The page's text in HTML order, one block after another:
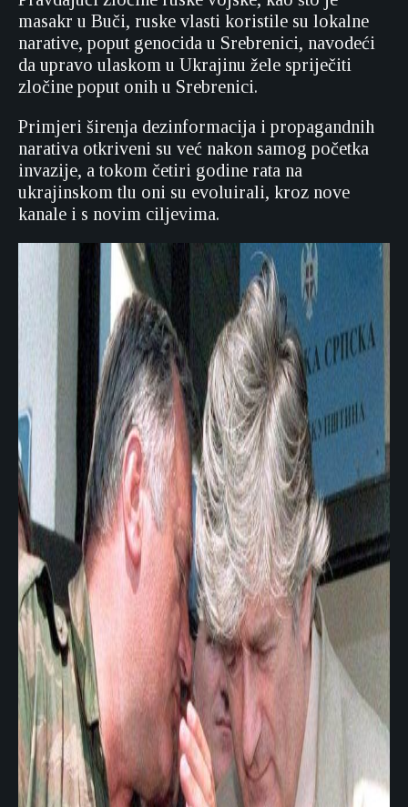
masakr u Buči, ruske vlasti koristile su lokalne
narative, poput genocida u Srebrenici, navodeći
da upravo ulaskom u Ukrajinu žele spriječiti
zločine poput onih u Srebrenici.
Primjeri širenja dezinformacija i propagandnih
narativa otkriveni su već nakon samog početka
invazije, a tokom četiri godine rata na
ukrajinskom tlu oni su evoluirali, kroz nove
kanale i s novim ciljevima.